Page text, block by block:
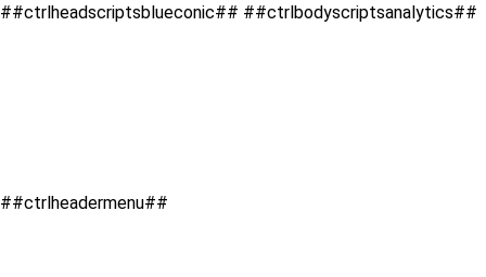
##ctrlheadscriptsblueconic## ##ctrlbodyscriptsanalytics##
##ctrlheadermenu##